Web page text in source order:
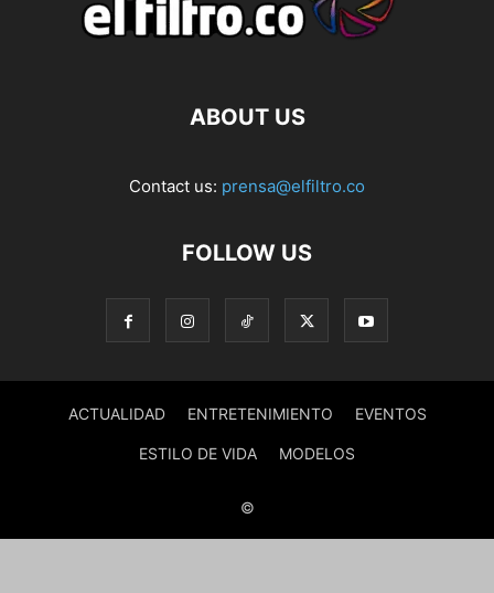
ABOUT US
Contact us: prensa@elfiltro.co
FOLLOW US
ACTUALIDAD ENTRETENIMIENTO EVENTOS
ESTILO DE VIDA MODELOS
©